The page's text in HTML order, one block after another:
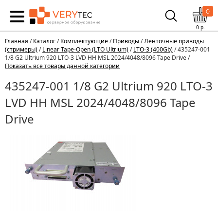
0
0р.
Главная /Каталог/Комплектующие/Приводы/Ленточные приводы
(стримеры)/Linear Tape-Open (LTO Ultrium)/LTO-3 (400Gb)/ 435247-001
1/8 G2 Ultrium 920 LTO-3 LVD HH MSL 2024/4048/8096 Tape Drive /
Показать все товары данной категории
435247-001 1/8 G2 Ultrium 920 LTO-3
LVD HH MSL 2024/4048/8096 Tape
Drive